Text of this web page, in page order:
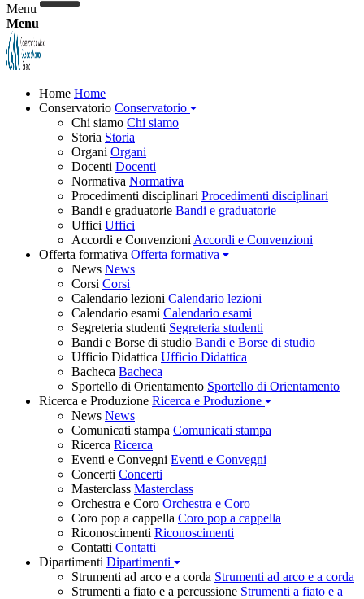
Menu
Menu
Home Home
Conservatorio Conservatorio
Chi siamo Chi siamo
Storia Storia
Organi Organi
Docenti Docenti
Normativa Normativa
Procedimenti disciplinari Procedimenti disciplinari
Bandi e graduatorie Bandi e graduatorie
Uffici Uffici
Accordi e Convenzioni Accordi e Convenzioni
Offerta formativa Offerta formativa
News News
Corsi Corsi
Calendario lezioni Calendario lezioni
Calendario esami Calendario esami
Segreteria studenti Segreteria studenti
Bandi e Borse di studio Bandi e Borse di studio
Ufficio Didattica Ufficio Didattica
Bacheca Bacheca
Sportello di Orientamento Sportello di Orientamento
Ricerca e Produzione Ricerca e Produzione
News News
Comunicati stampa Comunicati stampa
Ricerca Ricerca
Eventi e Convegni Eventi e Convegni
Concerti Concerti
Masterclass Masterclass
Orchestra e Coro Orchestra e Coro
Coro pop a cappella Coro pop a cappella
Riconoscimenti Riconoscimenti
Contatti Contatti
Dipartimenti Dipartimenti
Strumenti ad arco e a corda Strumenti ad arco e a corda
Strumenti a fiato e a percussione Strumenti a fiato e a